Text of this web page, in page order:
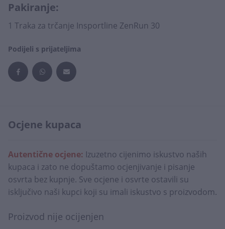
Pakiranje:
1 Traka za trčanje Insportline ZenRun 30
Podijeli s prijateljima
Ocjene kupaca
Autentične ocjene: Izuzetno cijenimo iskustvo naših
kupaca i zato ne dopuštamo ocjenjivanje i pisanje
osvrta bez kupnje. Sve ocjene i osvrte ostavili su
isključivo naši kupci koji su imali iskustvo s proizvodom.
Proizvod nije ocijenjen